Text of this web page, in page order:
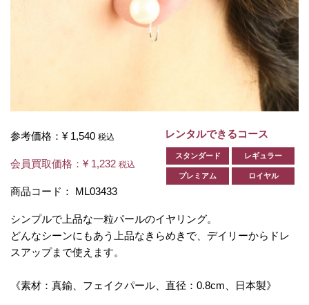
参考価格： ¥ 1,540 税込
会員買取価格： ¥ 1,232 税込
商品コード： ML03433
レンタルできるコース
スタンダード レギュラー
プレミアム ロイヤル
シンプルで上品な一粒パールのイヤリング。
どんなシーンにもあう上品なきらめきで、デイリーからドレ
スアップまで使えます。
《素材：真鍮、フェイクパール、直径：0.8cm、日本製》